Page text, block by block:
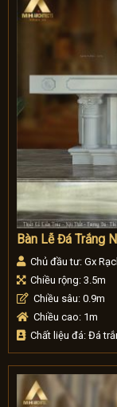
Bàn Lễ Đá Trắng
Chủ đầu tư: Gx
Chiều rộng: 3.5m
Chiều sâu: 0.9m
Chiều cao: 1m
Chất liệu đá: Đá